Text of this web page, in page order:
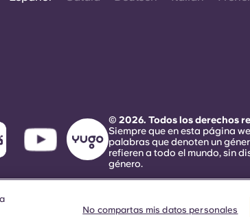
© 2026. Todos los derechos
Siempre que en esta página
palabras que denoten un
refieren a todo el mundo, sin
género.
No compartas mis datos personales